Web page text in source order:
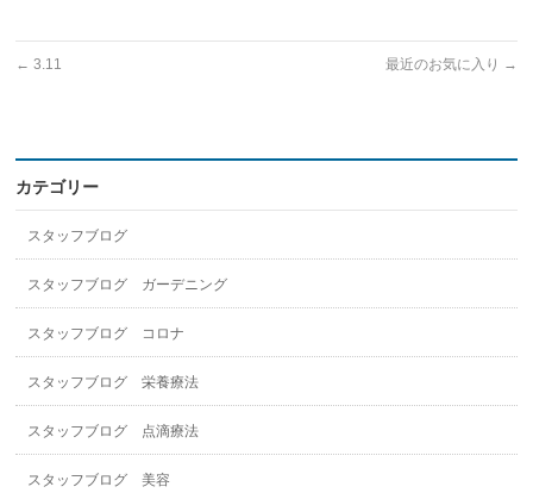
← 3.11 最近のお気に入り →
カテゴリー
スタッフブログ
スタッフブログ ガーデニング
スタッフブログ コロナ
スタッフブログ 栄養療法
スタッフブログ 点滴療法
スタッフブログ 美容